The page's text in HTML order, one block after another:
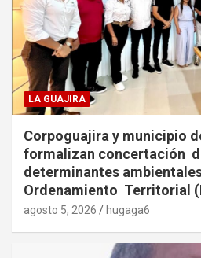
LA GUAJIRA
Corpoguajira y municipio
formalizan concertación
determinantes
Ordenamiento Territorial
agosto 5, 2026 hugaga6